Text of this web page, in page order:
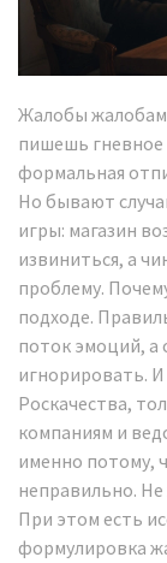
Жалобы жалобам
пишешь
формальная
Но бывают
игры: магазин
извиниться, а
проблему.
подходе.
поток эмоций, а
игнорировать.
Роскачества,
компаниям и
именно потому,
неправильно. Не
При этом есть
формулировка